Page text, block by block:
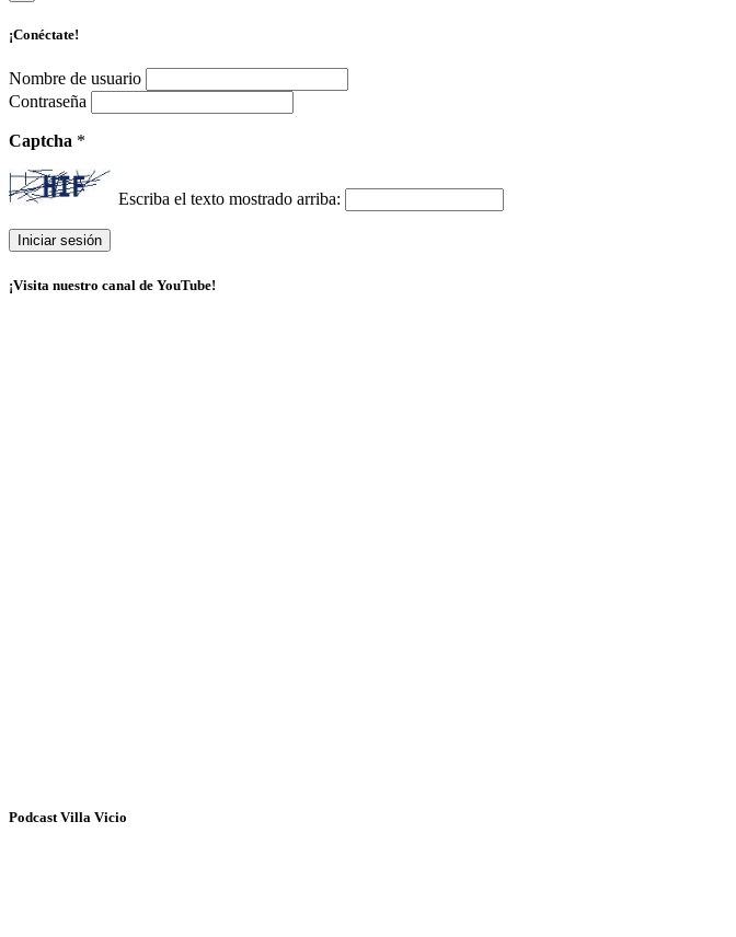
¡Conéctate!
Nombre de usuario
Contraseña
Captcha *
Escriba el texto mostrado arriba:
¡Visita nuestro canal de YouTube!
Podcast Villa Vicio